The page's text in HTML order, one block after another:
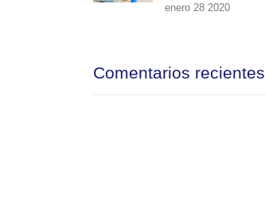
enero 28 2020
Comentarios recientes